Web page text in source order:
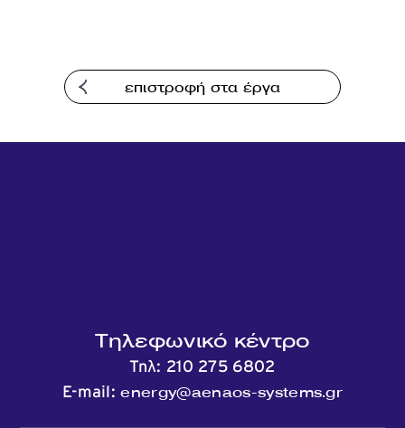
επιστροφή στα έργα
Τηλεφωνικό κέντρο
Τηλ: 210 275 6802
E-mail:energy@aenaos-systems.gr